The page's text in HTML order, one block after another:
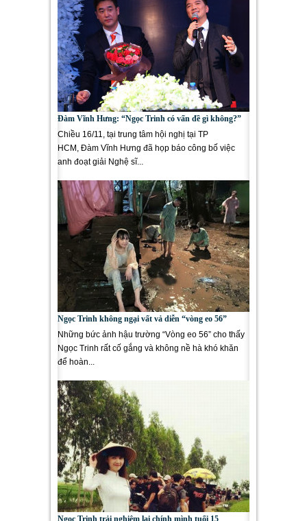
Đàm Vĩnh Hưng: “Ngọc Trinh có vấn đề gì không?”
Chiều 16/11, tại trung tâm hội nghị tại TP
HCM, Đàm Vĩnh Hưng đã họp báo công bố việc
anh đoạt giải Nghệ sĩ...
Ngọc Trinh không ngại vất vả diễn “vòng eo 56”
Những bức ảnh hậu trường “Vòng eo 56” cho thấy
Ngọc Trinh rất cố gắng và không nề hà khó khăn
để hoàn...
Ngọc Trinh trải nghiệm lại chính mình tuổi 15